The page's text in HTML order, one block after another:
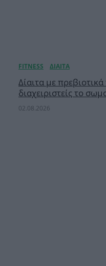
Δίαιτα με
διαχειριστείς το
02.08.2026